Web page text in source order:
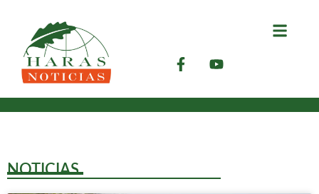
NOTICIAS